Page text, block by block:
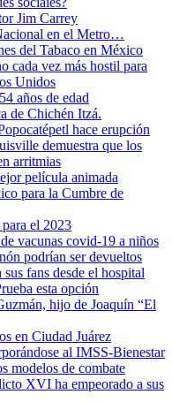
Jim Carrey
en el Metro…
del Tabaco en México
cada vez más hostil para
Unidos
años de edad
de Chichén Itzá.
hace erupción
demuestra que los
arritmias
película animada
para la Cumbre de
el 2023
vacunas covid-19 a niños
podrían ser devueltos
fans desde el hospital
esta opción
hijo de Joaquín “El
en Ciudad Juárez
al IMSS-Bienestar
modelos de combate
XVI ha empeorado a sus